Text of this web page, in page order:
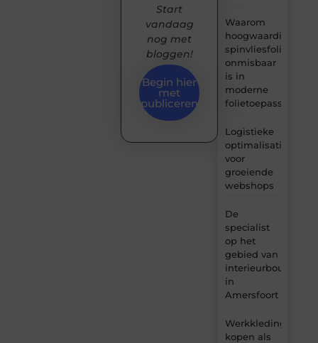
Waarom
hoogwaardige
spinvliesfolie
onmisbaar
is in
moderne
folietoepassingen
Logistieke
optimalisatie
voor
groeiende
webshops
De
specialist
op het
gebied van
interieurbouw
in
Amersfoort
Werkkleding
kopen als
Start
vandaag
nog met
bloggen!
Begin hier
met
publiceren